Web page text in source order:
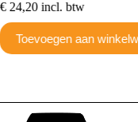
€ 24,20 incl. btw
Toevoegen aan